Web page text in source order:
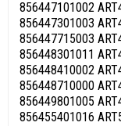
856447101002
856447301003
856447715003
856448301011
856448410002
856448710000
856449801005
856455401016